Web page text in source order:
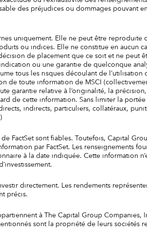
des préjudices ou dommages pouvant
uniquement. Elle ne peut être
ou indices. Elle ne constitue en aucun
de placement que ce soit et ne peut
ou une garantie de quelconque
tous les risques découlant de
de toute information de MSCI
garantie relative à l’originalité, la
de cette information. Sans limiter la
indirects, particuliers, collatéraux,
)
FactSet sont fiables. Toutefois, Capital
par FactSet. Les renseignements
à la date indiquée. Cette information
directement. Les rendements
précis.
à The Capital Group Companies,
sont la propriété de leurs sociétés